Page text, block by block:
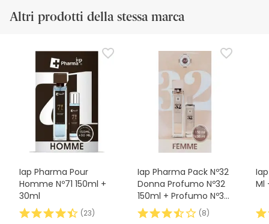
Altri prodotti della stessa marca
Iap Pharma Pour
Homme Nº71 150ml +
30ml
(23)
Iap Pharma Pack Nº32
Donna Profumo Nº32
150ml + Profumo Nº32
30ml
(8)
Ml